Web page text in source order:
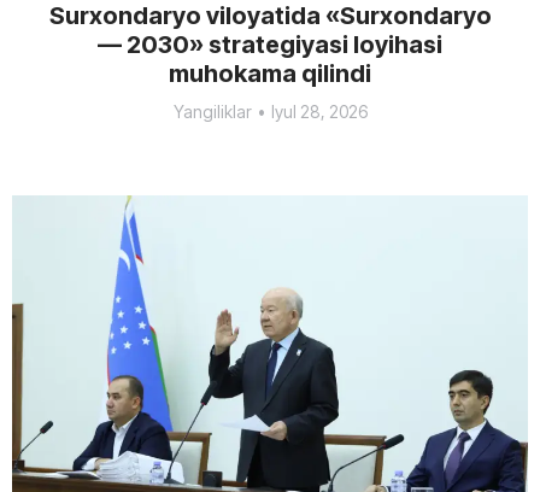
Surxondaryo viloyatida «Surxondaryo
— 2030» strategiyasi loyihasi
muhokama qilindi
Yangiliklar Iyul 28, 2026